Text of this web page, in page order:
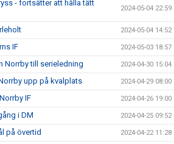
- fortsätter att hålla tätt
2024-05-04 22:59
2024-05-04 14:52
IF 2024-05-03 18:57
Norrby till serieledning 2024-04-30 15:04
upp på kvalplats 2024-04-29 08:00
IF 2024-04-26 19:00
i DM 2024-04-25 09:52
på övertid 2024-04-22 11:28